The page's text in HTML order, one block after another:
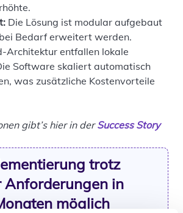
Die Lösung ist modular aufgebaut
Bedarf erweitert werden.
Architektur entfallen lokale
Software skaliert automatisch
was zusätzliche Kostenvorteile
gibt’s hier in der Success Story
trotz
Anforderungen in
möglich